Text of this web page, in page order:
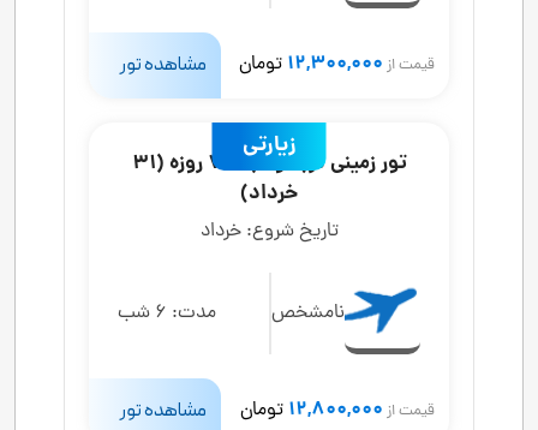
قیمت از 12,300,000 تومان مشاهده تور
زیارتی
تور زمینی کربلا و نجف 7 روزه (31
خرداد)
تاریخ شروع: خرداد
نامشخص مدت: 6 شب
قیمت از 12,800,000 تومان مشاهده تور